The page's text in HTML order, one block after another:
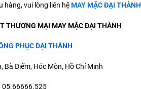
hàng, vui lòng liên hệMAY MẶC ĐẠI THÀNH
THƯƠNG MẠI MAY MẶC ĐẠI THÀNH
PHỤC ĐẠI THÀNH
Bà Điểm, Hóc Môn, Hồ Chí Minh
05.66666.525